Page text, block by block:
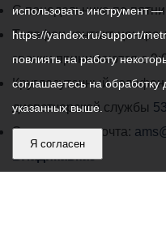
График
работы
администрации
местного
самоуправления
города
Владикавказ:
С понедельника по
Телефон контакт-
звонки принимаются с
Круглосуточный
диспетчерской службы
Электронная почта:
Владикавказ
использовать инструмент —
https://yandex.ru/support/
повлиять на работу
соглашаетесь на
указанных выше.
Я согласен